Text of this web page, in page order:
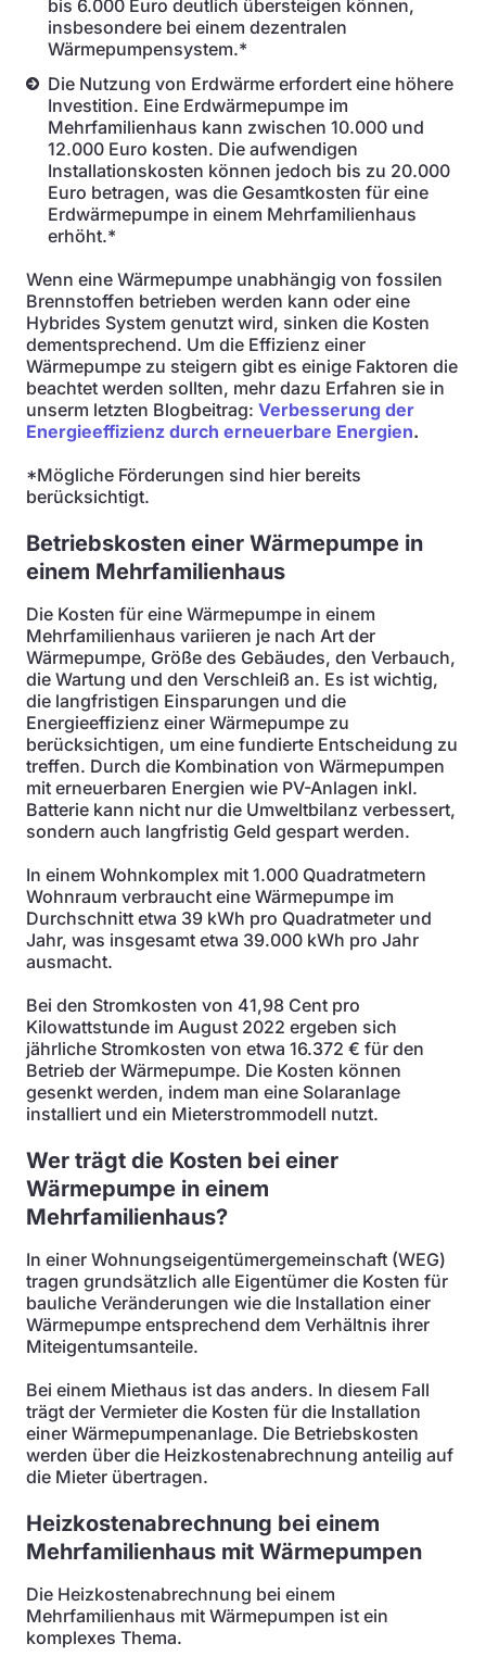
bis 6.000 Euro deutlich übersteigen können,
insbesondere bei einem dezentralen
Wärmepumpensystem.*
Die Nutzung von Erdwärme erfordert eine höhere
Investition. Eine Erdwärmepumpe im
Mehrfamilienhaus kann zwischen 10.000 und
12.000 Euro kosten. Die aufwendigen
Installationskosten können jedoch bis zu 20.000
Euro betragen, was die Gesamtkosten für eine
Erdwärmepumpe in einem Mehrfamilienhaus
erhöht.*
Wenn eine Wärmepumpe unabhängig von fossilen
Brennstoffen betrieben werden kann oder eine
Hybrides System genutzt wird, sinken die Kosten
dementsprechend. Um die Effizienz einer
Wärmepumpe zu steigern gibt es einige Faktoren die
beachtet werden sollten, mehr dazu Erfahren sie in
unserm letzten Blogbeitrag: Verbesserung der
Energieeffizienz durch erneuerbare Energien.
*Mögliche Förderungen sind hier bereits
berücksichtigt.
Betriebskosten einer Wärmepumpe in
einem Mehrfamilienhaus
Die Kosten für eine Wärmepumpe in einem
Mehrfamilienhaus variieren je nach Art der
Wärmepumpe, Größe des Gebäudes, den Verbauch,
die Wartung und den Verschleiß an. Es ist wichtig,
die langfristigen Einsparungen und die
Energieeffizienz einer Wärmepumpe zu
berücksichtigen, um eine fundierte Entscheidung zu
treffen. Durch die Kombination von Wärmepumpen
mit erneuerbaren Energien wie PV-Anlagen inkl.
Batterie kann nicht nur die Umweltbilanz verbessert,
sondern auch langfristig Geld gespart werden.
In einem Wohnkomplex mit 1.000 Quadratmetern
Wohnraum verbraucht eine Wärmepumpe im
Durchschnitt etwa 39 kWh pro Quadratmeter und
Jahr, was insgesamt etwa 39.000 kWh pro Jahr
ausmacht.
Bei den Stromkosten von 41,98 Cent pro
Kilowattstunde im August 2022 ergeben sich
jährliche Stromkosten von etwa 16.372 € für den
Betrieb der Wärmepumpe. Die Kosten können
gesenkt werden, indem man eine Solaranlage
installiert und ein Mieterstrommodell nutzt.
Wer trägt die Kosten bei einer
Wärmepumpe in einem
Mehrfamilienhaus?
In einer Wohnungseigentümergemeinschaft (WEG)
tragen grundsätzlich alle Eigentümer die Kosten für
bauliche Veränderungen wie die Installation einer
Wärmepumpe entsprechend dem Verhältnis ihrer
Miteigentumsanteile.
Bei einem Miethaus ist das anders. In diesem Fall
trägt der Vermieter die Kosten für die Installation
einer Wärmepumpenanlage. Die Betriebskosten
werden über die Heizkostenabrechnung anteilig auf
die Mieter übertragen.
Heizkostenabrechnung bei einem
Mehrfamilienhaus mit Wärmepumpen
Die Heizkostenabrechnung bei einem
Mehrfamilienhaus mit Wärmepumpen ist ein
komplexes Thema.